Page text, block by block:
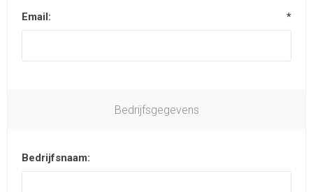
Email: *
Bedrijfsgegevens
Bedrijfsnaam: